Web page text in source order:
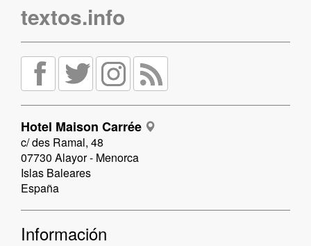
textos.info
Hotel Maison Carrée
c/ des Ramal, 48
07730 Alayor - Menorca
Islas Baleares
España
Información